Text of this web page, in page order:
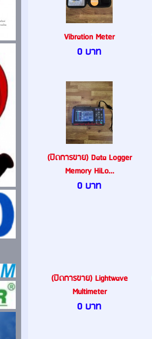
Vibration Meter
0 บาท
(ปิดการขาย) Data Logger
Memory HiLo...
0 บาท
(ปิดการขาย) Lightwave
Multimeter
0 บาท